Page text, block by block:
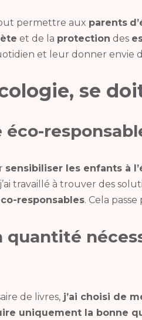
permettre aux parents
et de la protection des
et leur donner envie
se
éco-
sensibiliser les enfants à
travaillé à trouver des
responsables. Cela
de livres, j’ai choisi de
uniquement la bonne